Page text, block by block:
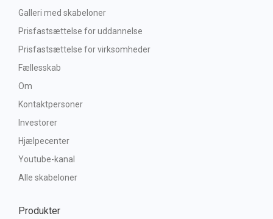
Galleri med skabeloner
Prisfastsættelse for uddannelse
Prisfastsættelse for virksomheder
Fællesskab
Om
Kontaktpersoner
Investorer
Hjælpecenter
Youtube-kanal
Alle skabeloner
Produkter